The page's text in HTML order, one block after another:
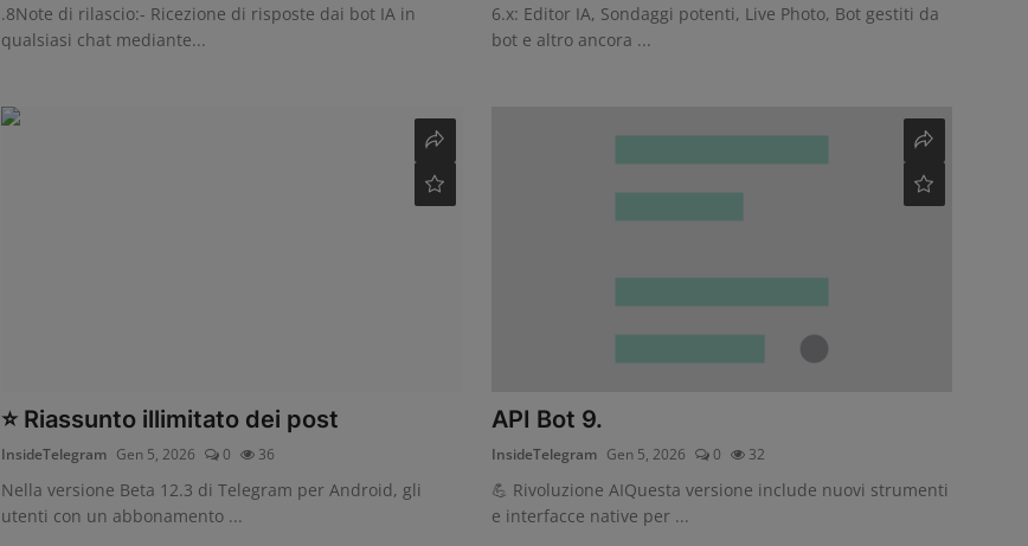
.8Note di rilascio:- Ricezione di risposte dai bot IA in
qualsiasi chat mediante...
6.x: Editor IA, Sondaggi potenti, Live Photo, Bot gestiti da
bot e altro ancora ...
⭐ Riassunto illimitato dei post
InsideTelegram Gen 5, 2026 0 36
Nella versione Beta 12.3 di Telegram per Android, gli
utenti con un abbonamento ...
API Bot 9.
InsideTelegram Gen 5, 2026 0 32
💪 Rivoluzione AIQuesta versione include nuovi strumenti
e interfacce native per ...